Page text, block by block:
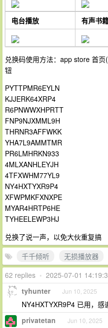
电台播放 有声书
兑换码使用方法：app store 首
钮
PYTTPMR6EYLN
KJJERK64XRP4
R6PNWWXHPRTT
FNP9NJXMML9H
THRNR3AFFWKK
YHA7L9AMMTMR
PR6LMHRKN933
4MLXANHLEYJH
4TFXWHM77YL9
NY4HXTYXR9P4
XFWPMKFXNXPE
MYAR4HRTP6HE
TYHEELEWP3HJ
兑换了说一声，以免大伙重复搞
千千倾听
无损播放器
62 replies • 2025-07-01
tyhunter Jun 10, 2025
NY4HXTYXR9P4 已用，感
privatetan Jun 10, 2025